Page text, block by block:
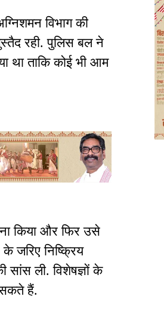
विभाग की
रही. पुलिस बल ने
था ताकि कोई भी आम
किया और फिर उसे
जरिए निष्क्रिय
सांस ली. विशेषज्ञों के
सकते हैं.